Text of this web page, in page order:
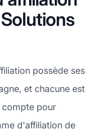
possède ses
et chacune est
pour
d'affiliation de